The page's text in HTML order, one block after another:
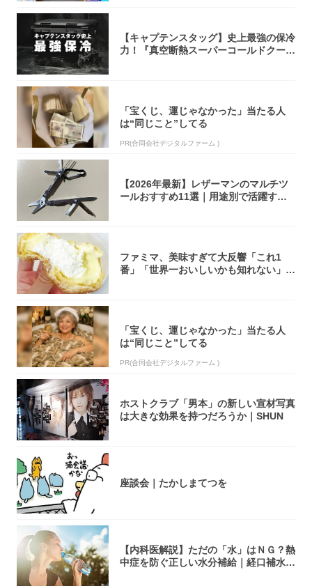
【キャプテンスタッグ】史上最強の保冷
力！『真空断熱スーパーコールドクーラ
「宝くじ、運じゃなかった」当たる人
は“同じこと”してる
PR(合同会社デジタルファーム )
【2026年最新】レザーマンのマルチツ
ールおすすめ11選｜用途別で活躍する
ファミマ、美味すぎて大反響「これ1
番」「世界一おいしいかも知れない」
「宝くじ、運じゃなかった」当たる人
は“同じこと”してる
PR(合同会社デジタルファーム )
ホストクラブ「男本」の新しい宣材写真
は大きな効果を持つだろうか｜SHUN
座談会｜たかしまてつを
【内科医解説】ただの「水」はＮＧ？熱
中症を防ぐ正しい水分補給｜経口補水